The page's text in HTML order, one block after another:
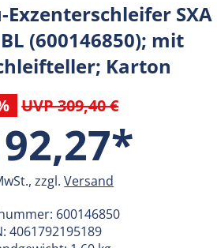
Exzenterschleifer SXA
(600146850); mit
Karton
UVP 309,40 €
zzgl.Versand
600146850
4061792195189